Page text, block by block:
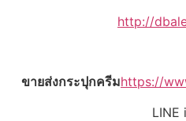
http://
ขายส่งกระปุกครีมhttps://
LINE